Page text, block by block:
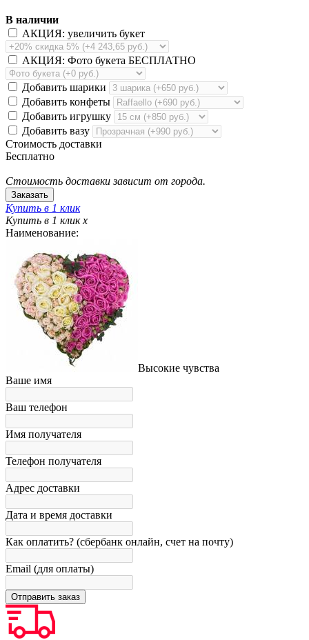
В наличии
АКЦИЯ: увеличить букет
АКЦИЯ: Фото букета БЕСПЛАТНО
Добавить шарики
Добавить конфеты
Добавить игрушку
Добавить вазу
Стоимость доставки
Бесплатно
Стоимость доставки зависит от города.
Купить в 1 клик
Купить в 1 клик x
Наименование:
Высокие чувства
Ваше имя
Ваш телефон
Имя получателя
Телефон получателя
Адрес доставки
Дата и время доставки
Как оплатить? (сбербанк онлайн, счет на почту)
Email (для оплаты)